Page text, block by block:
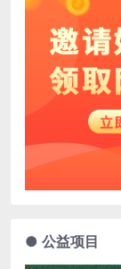
● 公益项目